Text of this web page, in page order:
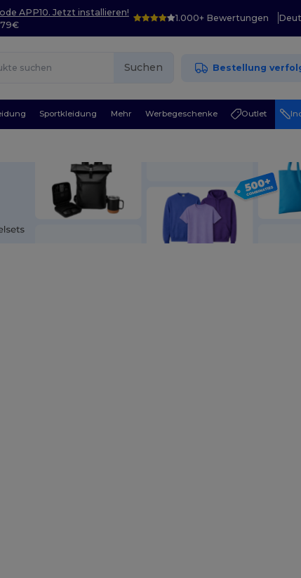
APP10. Jetzt installieren!
79€
1.000+ Bewertungen
Suchen Bestellung
Sportkleidung Mehr Werbegeschenke Outlet